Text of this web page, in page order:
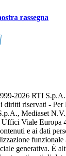
rassegna
2026 RTI
diritti riservati - Per
Mediaset
Uffici Viale Europa
e ai dati
funzionale
generativa. È